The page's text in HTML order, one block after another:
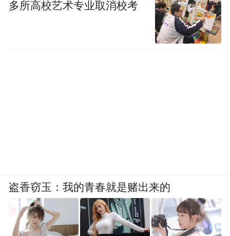
多所高校艺术专业取消校考
盗香窃玉：我的青春就是赌出来的